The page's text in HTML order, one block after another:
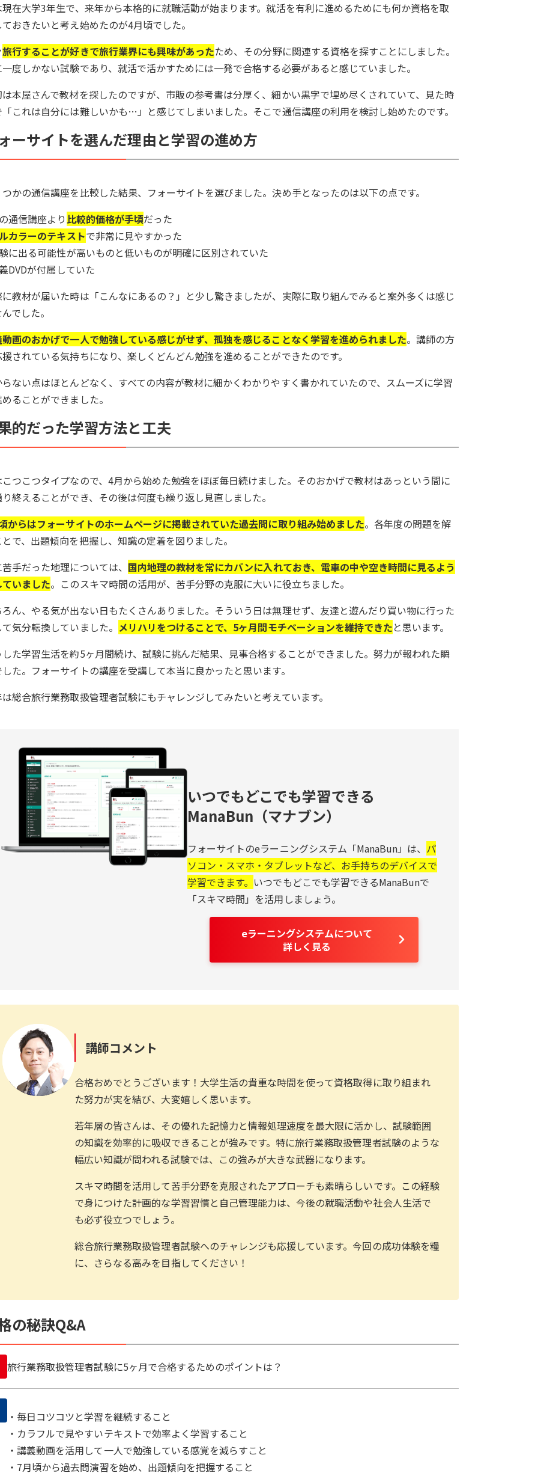
在大学3年生で、来年から本格的に就職活動が始まります。就活を有利に進めるためにも何か資格を取
おきたいと考え始めたのが4月頃でした。
旅行することが好きで旅行業界にも興味があったため、その分野に関連する資格を探すことにしました。
度しかない試験であり、就活で活かすためには一発で合格する必要があると感じていました。
本屋さんで教材を探したのですが、市販の参考書は分厚く、細かい黒字で埋め尽くされていて、見た時
これは自分には難しいかも…」と感じてしまいました。そこで通信講座の利用を検討し始めたのです。
ーサイトを選んだ理由と学習の進め方
かの通信講座を比較した結果、フォーサイトを選びました。決め手となったのは以下の点です。
通信講座より 比較的価格が手頃だった
カラーのテキストで非常に見やすかった
に出る可能性が高いものと低いものが明確に区別されていた
DVDが付属していた
教材が届いた時は「こんなにあるの？」と少し驚きましたが、実際に取り組んでみると案外多くは感じ
でした。
画のおかげで一人で勉強している感じがせず、孤独を感じることなく学習を進められました。講師の方
されている気持ちになり、楽しくどんどん勉強を進めることができたのです。
ない点はほとんどなく、すべての内容が教材に細かくわかりやすく書かれていたので、スムーズに学習
ることができました。
的だった学習方法と工夫
つこつタイプなので、4月から始めた勉強をほぼ毎日続けました。そのおかげで教材はあっという間に
終えることができ、その後は何度も繰り返し見直しました。
からはフォーサイトのホームページに掲載されていた過去問に取り組み始めました。各年度の問題を解
で、出題傾向を把握し、知識の定着を図りました。
手だった地理については、 国内地理の教材を常にカバンに入れておき、電車の中や空き時間に見るよう
いました。このスキマ時間の活用が、苦手分野の克服に大いに役立ちました。
ん、やる気が出ない日もたくさんありました。そういう日は無理せず、友達と遊んだり買い物に行った
気分転換していました。 メリハリをつけることで、5ヶ月間モチベーションを維持できたと思います。
た学習生活を約5ヶ月間続け、試験に挑んだ結果、見事合格することができました。努力が報われた瞬
た。フォーサイトの講座を受講して本当に良かったと思います。
総合旅行業務取扱管理者試験にもチャレンジしてみたいと考えています。
いつでもどこでも学習できる
ManaBun（マナブン）
フォーサイトのeラーニングシステム「ManaBun」は、 パ
ソコン・スマホ・タブレットなど、お手持ちのデバイスで
学習できます。 いつでもどこでも学習できるManaBunで
「スキマ時間」を活用しましょう。
eラーニングシステムについて
詳しく見る
講師コメント
合格おめでとうございます！大学生活の貴重な時間を使って資格取得に取り組まれ
た努力が実を結び、大変嬉しく思います。
若年層の皆さんは、その優れた記憶力と情報処理速度を最大限に活かし、試験範囲
の知識を効率的に吸収できることが強みです。特に旅行業務取扱管理者試験のような
幅広い知識が問われる試験では、この強みが大きな武器になります。
スキマ時間を活用して苦手分野を克服されたアプローチも素晴らしいです。この経験
で身につけた計画的な学習習慣と自己管理能力は、今後の就職活動や社会人生活で
も必ず役立つでしょう。
総合旅行業務取扱管理者試験へのチャレンジも応援しています。今回の成功体験を糧
に、さらなる高みを目指してください！
の秘訣Q&A
旅行業務取扱管理者試験に5ヶ月で合格するためのポイントは？
・毎日コツコツと学習を継続すること
・カラフルで見やすいテキストで効率よく学習すること
・講義動画を活用して一人で勉強している感覚を減らすこと
・7月頃から過去問演習を始め、出題傾向を把握すること